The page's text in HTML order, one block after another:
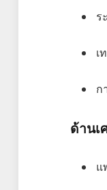
ร
เ
ก
ด้านเ
แ